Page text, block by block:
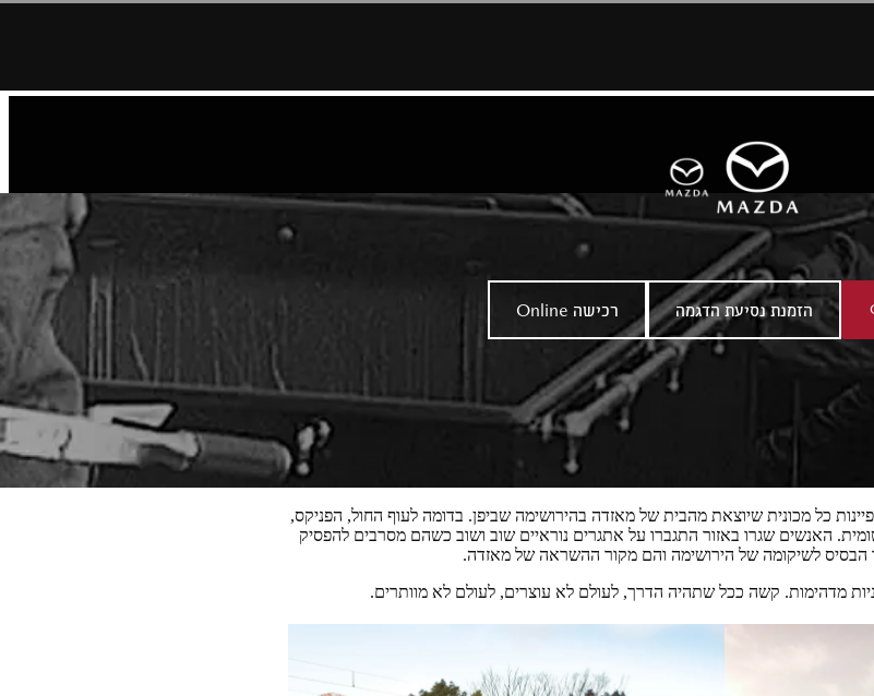
הזמנת נסיעת הדגמה רכישה Online
כל מכונית שיוצאת מהבית של מאזדה בהירושימה שביפן. בדומה לעוף החול, הפניקס,
האנשים שגרו באזור התגברו על אתגרים נוראיים שוב ושוב כשהם מסרבים להפסיק
הבסיס לשיקומה של הירושימה והם מקור ההשראה של מאזדה.
מדהימות. קשה ככל שתהיה הדרך, לעולם לא עוצרים, לעולם לא מוותרים.